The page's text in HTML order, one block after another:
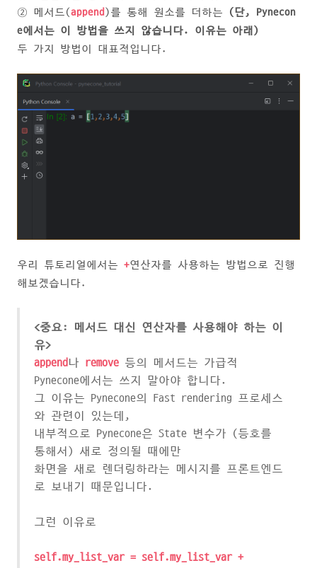
② 메서드(append)를 통해 원소를 더하는
(단, Pynecon
e에서는 이 방법을 쓰지 않습니다. 이유는 아래)
두 가지 방법이 대표적입니다.
우리 튜토리얼에서는 +연산자를 사용하는 방법으로 진행
해보겠습니다.
<중요: 메서드 대신 연산자를 사용해야 하는 이
유>
append나 remove 등의 메서드는 가급적
Pynecone에서는 쓰지 말아야 합니다.
그 이유는 Pynecone의 Fast rendering 프로세스
와 관련이 있는데,
내부적으로 Pynecone은 State 변수가 (등호를
통해서) 새로 정의될 때에만
화면을 새로 렌더링하라는 메시지를 프론트엔드
로 보내기 때문입니다.
그런 이유로
self.my_list_var = self.my_list_var +